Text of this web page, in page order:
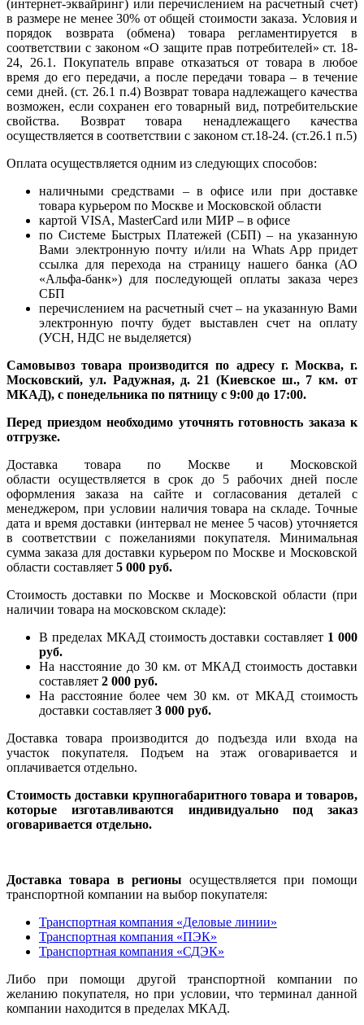
(интернет-эквайринг) или перечислением на расчетный счет)
в размере не менее 30% от общей стоимости заказа. Условия и
порядок возврата (обмена) товара регламентируется в
соответствии с законом «О защите прав потребителей» ст. 18-
24, 26.1. Покупатель вправе отказаться от товара в любое
время до его передачи, а после передачи товара – в течение
семи дней. (ст. 26.1 п.4) Возврат товара надлежащего качества
возможен, если сохранен его товарный вид, потребительские
свойства. Возврат товара ненадлежащего качества
осуществляется в соответствии с законом ст.18-24. (ст.26.1 п.5)
Оплата осуществляется одним из следующих способов:
наличными средствами – в офисе или при доставке
товара курьером по Москве и Московской области
картой VISA, MasterCard или МИР – в офисе
по Системе Быстрых Платежей (СБП) – на указанную
Вами электронную почту и/или на Whats App придет
ссылка для перехода на страницу нашего банка (АО
«Альфа-банк») для последующей оплаты заказа через
СБП
перечислением на расчетный счет – на указанную Вами
электронную почту будет выставлен счет на оплату
(УСН, НДС не выделяется)
Самовывоз товара производится по адресу г. Москва, г.
Московский, ул. Радужная, д. 21 (Киевское ш., 7 км. от
МКАД), с понедельника по пятницу с 9:00 до 17:00.
Перед приездом необходимо уточнять готовность заказа к
отгрузке.
Доставка товара по Москве и Московской
области осуществляется в срок до 5 рабочих дней после
оформления заказа на сайте и согласования деталей с
менеджером, при условии наличия товара на складе. Точные
дата и время доставки (интервал не менее 5 часов) уточняется
в соответствии с пожеланиями покупателя. Минимальная
сумма заказа для доставки курьером по Москве и Московской
области составляет 5 000 руб.
Стоимость доставки по Москве и Московской области (при
наличии товара на московском складе):
В пределах МКАД стоимость доставки составляет 1 000
руб.
На насcтояние до 30 км. от МКАД стоимость доставки
составляет 2 000 руб.
На расстояние более чем 30 км. от МКАД стоимость
доставки составляет 3 000 руб.
Доставка товара производится до подъезда или входа на
участок покупателя. Подъем на этаж оговаривается и
оплачивается отдельно.
Стоимость доставки крупногабаритного товара и товаров,
которые изготавливаются индивидуально под заказ
оговаривается отдельно.
Доставка товара в регионы осуществляется при помощи
транспортной компании на выбор покупателя:
Транспортная компания «Деловые линии»
Транспортная компания «ПЭК»
Транспортная компания «СДЭК»
Либо при помощи другой транспортной компании по
желанию покупателя, но при условии, что терминал данной
компании находится в пределах МКАД.